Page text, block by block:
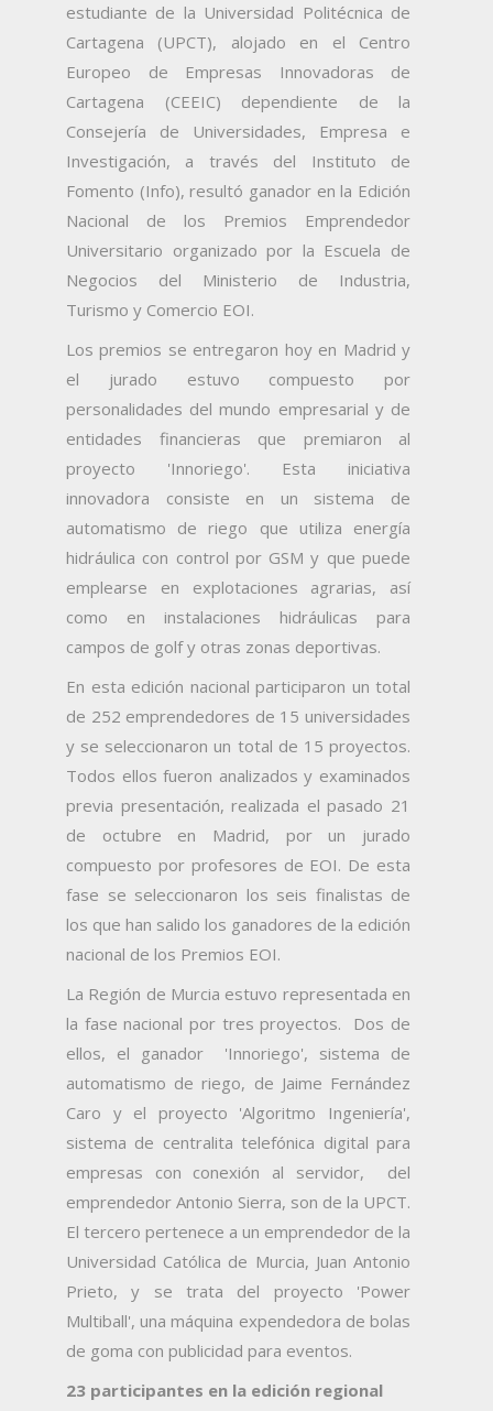
estudiante de la Universidad Politécnica de
Cartagena (UPCT), alojado en el Centro
Europeo de Empresas Innovadoras de
Cartagena (CEEIC) dependiente de la
Consejería de Universidades, Empresa e
Investigación, a través del Instituto de
Fomento (Info), resultó ganador en la Edición
Nacional de los Premios Emprendedor
Universitario organizado por la Escuela de
Negocios del Ministerio de Industria,
Turismo y Comercio EOI.
Los premios se entregaron hoy en Madrid y
el jurado estuvo compuesto por
personalidades del mundo empresarial y de
entidades financieras que premiaron al
proyecto 'Innoriego'. Esta iniciativa
innovadora consiste en un sistema de
automatismo de riego que utiliza energía
hidráulica con control por GSM y que puede
emplearse en explotaciones agrarias, así
como en instalaciones hidráulicas para
campos de golf y otras zonas deportivas.
En esta edición nacional participaron un total
de 252 emprendedores de 15 universidades
y se seleccionaron un total de 15 proyectos.
Todos ellos fueron analizados y examinados
previa presentación, realizada el pasado 21
de octubre en Madrid, por un jurado
compuesto por profesores de EOI. De esta
fase se seleccionaron los seis finalistas de
los que han salido los ganadores de la edición
nacional de los Premios EOI.
La Región de Murcia estuvo representada en
la fase nacional por tres proyectos. Dos de
ellos, el ganador 'Innoriego', sistema de
automatismo de riego, de Jaime Fernández
Caro y el proyecto 'Algoritmo Ingeniería',
sistema de centralita telefónica digital para
empresas con conexión al servidor, del
emprendedor Antonio Sierra, son de la UPCT.
El tercero pertenece a un emprendedor de la
Universidad Católica de Murcia, Juan Antonio
Prieto, y se trata del proyecto 'Power
Multiball', una máquina expendedora de bolas
de goma con publicidad para eventos.
23 participantes en la edición regional